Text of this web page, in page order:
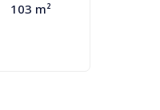
103 m²